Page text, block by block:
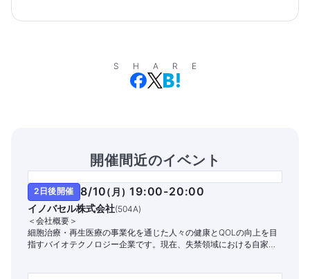
SHARE
開催間近のイベント
2日後開催 8/10( 月) 19:00-20:00
イノバセル株式会社(504A)
＜会社概要＞
細胞治療・再生医療の事業化を通じた人々の健康とQOLの向上を目
指すバイオテクノロジー企業です。現在、失禁領域における自家細